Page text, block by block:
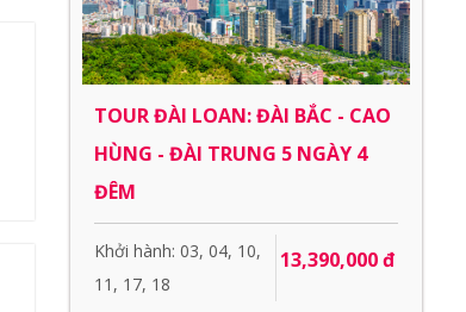
TOUR ĐÀI LOAN: ĐÀI BẮC - CAO
HÙNG - ĐÀI TRUNG 5 NGÀY 4
ĐÊM
Khởi hành: 03, 04, 10,
11, 17, 18
13,390,000 đ